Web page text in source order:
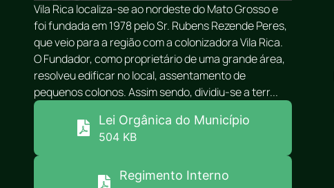
Vila Rica localiza-se ao nordeste do Mato Grosso e
foi fundada em 1978 pelo Sr. Rubens Rezende Peres,
que veio para a região com a colonizadora Vila Rica.
O Fundador, como proprietário de uma grande área,
resolveu edificar no local, assentamento de
pequenos colonos. Assim sendo, dividiu-se a terr...
Lei Orgânica do Município
504 KB
Regimento Interno